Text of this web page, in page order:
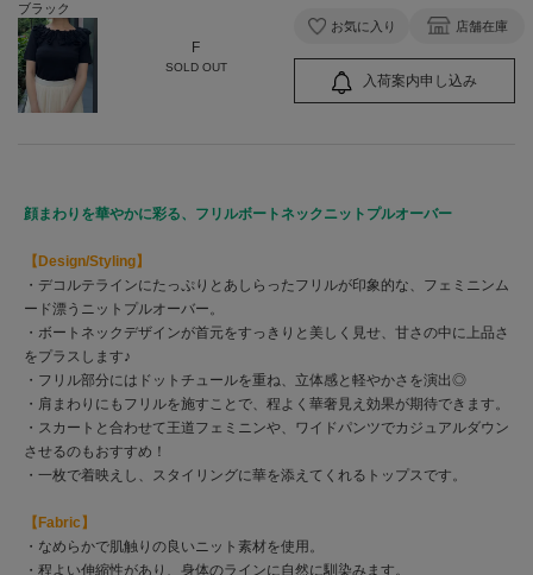
ブラック
F
SOLD OUT
お気に入り 店舗在庫
入荷案内申し込み
顔まわりを華やかに彩る、フリルボートネックニットプルオーバー
【Design/Styling】
・デコルテラインにたっぷりとあしらったフリルが印象的な、フェミニンム
ード漂うニットプルオーバー。
・ボートネックデザインが首元をすっきりと美しく見せ、甘さの中に上品さ
をプラスします♪
・フリル部分にはドットチュールを重ね、立体感と軽やかさを演出◎
・肩まわりにもフリルを施すことで、程よく華奢見え効果が期待できます。
・スカートと合わせて王道フェミニンや、ワイドパンツでカジュアルダウン
させるのもおすすめ！
・一枚で着映えし、スタイリングに華を添えてくれるトップスです。
【Fabric】
・なめらかで肌触りの良いニット素材を使用。
・程よい伸縮性があり、身体のラインに自然に馴染みます。